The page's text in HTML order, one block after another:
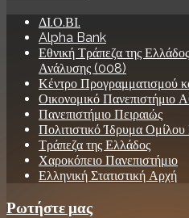
ΔΙ.Ο.ΒΙ.
Alpha Bank
Εθνική Τράπεζα της
Ανάλυσης (008)
Κέντρο Προγραμματισμού
Οικονομικό Πανεπιστήμιο
Πανεπιστήμιο Πειραιώς
Πολιτιστικό Ίδρυμα Ομίλου
Τράπεζα της Ελλάδος
Χαροκόπειο Πανεπιστήμιο
Ελληνική Στατιστική Αρχή
Ρωτήστε μας